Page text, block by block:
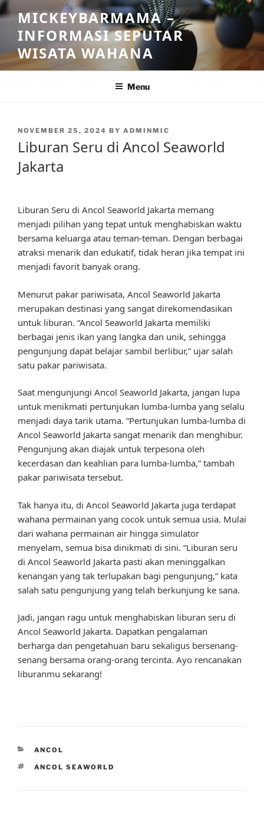
Skip
to
content
MICKEYBARMAMA –
INFORMASI SEPUTAR
WISATA WAHANA
Menu
POSTED
ON
NOVEMBER 25, 2024 BY ADMINMIC
Liburan Seru di Ancol Seaworld
Jakarta
Liburan Seru di Ancol Seaworld Jakarta memang
menjadi pilihan yang tepat untuk menghabiskan waktu
bersama keluarga atau teman-teman. Dengan berbagai
atraksi menarik dan edukatif, tidak heran jika tempat ini
menjadi favorit banyak orang.
Menurut pakar pariwisata, Ancol Seaworld Jakarta
merupakan destinasi yang sangat direkomendasikan
untuk liburan. “Ancol Seaworld Jakarta memiliki
berbagai jenis ikan yang langka dan unik, sehingga
pengunjung dapat belajar sambil berlibur,” ujar salah
satu pakar pariwisata.
Saat mengunjungi Ancol Seaworld Jakarta, jangan lupa
untuk menikmati pertunjukan lumba-lumba yang selalu
menjadi daya tarik utama. “Pertunjukan lumba-lumba di
Ancol Seaworld Jakarta sangat menarik dan menghibur.
Pengunjung akan diajak untuk terpesona oleh
kecerdasan dan keahlian para lumba-lumba,” tambah
pakar pariwisata tersebut.
Tak hanya itu, di Ancol Seaworld Jakarta juga terdapat
wahana permainan yang cocok untuk semua usia. Mulai
dari wahana permainan air hingga simulator
menyelam, semua bisa dinikmati di sini. “Liburan seru
di Ancol Seaworld Jakarta pasti akan meninggalkan
kenangan yang tak terlupakan bagi pengunjung,” kata
salah satu pengunjung yang telah berkunjung ke sana.
Jadi, jangan ragu untuk menghabiskan liburan seru di
Ancol Seaworld Jakarta. Dapatkan pengalaman
berharga dan pengetahuan baru sekaligus bersenang-
senang bersama orang-orang tercinta. Ayo rencanakan
liburanmu sekarang!
CATEGORIES
ANCOL
TAGS
ANCOL SEAWORLD